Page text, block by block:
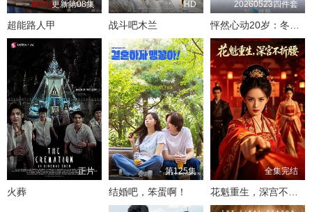
更新第08集
超能路人甲
HD
战斗吧木兰
20260523四件套
怦然心动20岁：冬季2026
正片
火葬
第125集
结婚吧，笨蛋啊！
全集完结
花魁重生，深宫不折腰